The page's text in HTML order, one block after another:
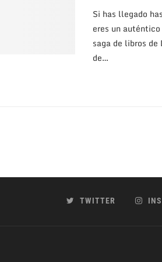
Si has llegado
eres un
saga de libros
de…
TWITTER